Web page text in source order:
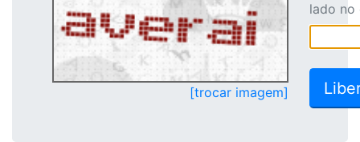
[trocar imagem]
lado no